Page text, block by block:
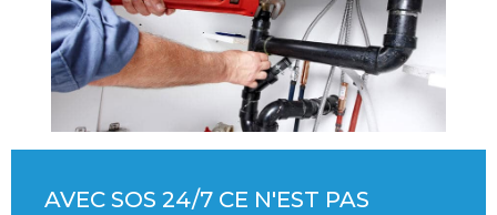
AVEC SOS 24/7 CE N'EST PAS